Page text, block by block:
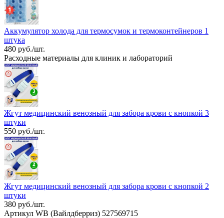
Аккумулятор холода для термосумок и термоконтейнеров 1
штука
480 руб./шт.
Расходные материалы для клиник и лабораторий
Жгут медицинский венозный для забора крови с кнопкой 3
штуки
550 руб./шт.
Жгут медицинский венозный для забора крови с кнопкой 2
штуки
380 руб./шт.
Артикул WB (Вайлдберриз) 527569715